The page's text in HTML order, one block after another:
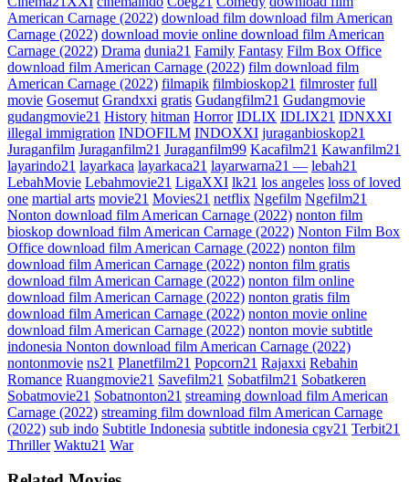
American Carnage (2022) download film download film American
Carnage (2022) download movie online download film American
Carnage (2022) Drama dunia21 Family Fantasy Film Box Office
download film American Carnage (2022) film download film
American Carnage (2022) filmapik filmbioskop21 filmroster full
movie Gosemut Grandxxi gratis Gudangfilm21 Gudangmovie
gudangmovie21 History hitman Horror IDLIX IDLIX21 IDNXXI
illegal immigration INDOFILM INDOXXI juraganbioskop21
Juraganfilm Juraganfilm21 Juraganfilm99 Kacafilm21 Kawanfilm21
layarindo21 layarkaca layarkaca21 layarwarna21 — lebah21
LebahMovie Lebahmovie21 LigaXXI lk21 los angeles loss of loved
one martial arts movie21 Movies21 netflix Ngefilm Ngefilm21
Nonton download film American Carnage (2022) nonton film
bioskop download film American Carnage (2022) Nonton Film Box
Office download film American Carnage (2022) nonton film
download film American Carnage (2022) nonton film gratis
download film American Carnage (2022) nonton film online
download film American Carnage (2022) nonton gratis film
download film American Carnage (2022) nonton movie online
download film American Carnage (2022) nonton movie subtitle
indonesia Nonton download film American Carnage (2022)
nontonmovie ns21 Planetfilm21 Popcorn21 Rajaxxi Rebahin
Romance Ruangmovie21 Savefilm21 Sobatfilm21 Sobatkeren
Sobatmovie21 Sobatnonton21 streaming download film American
Carnage (2022) streaming film download film American Carnage
(2022) sub indo Subtitle Indonesia subtitle indonesia cgv21 Terbit21
Thriller Waktu21 War